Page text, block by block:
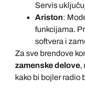
Servis
Ariston:
funkcijama.
softvera i
Za sve brendove
zamenske delove,
kako bi bojler radio